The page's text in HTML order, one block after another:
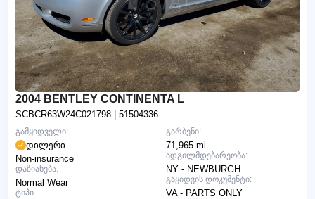
2004 BENTLEY CONTINENTA L
SCBCR63W24C021798 | 51504336
გარბენი:
71,965 mi
ადგილმდებარეობა:
NY - NEWBURGH
გაყიდვის დოკუმენტი:
VA - PARTS ONLY
გამყიდველი:
დილერი
Non-insurance
დაზიანება:
Normal Wear
ტიპი: